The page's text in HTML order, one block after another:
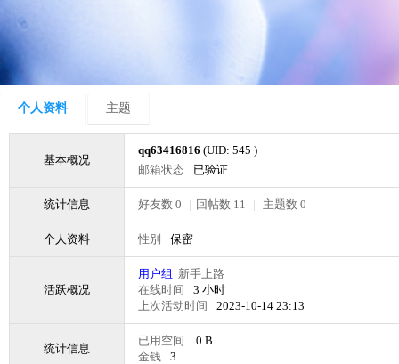
个人资料 主题
基本概况
qq63416816 (UID: 545 )
邮箱状态
已验证
统计信息 好友数 0 | 回帖数 11 | 主题数 0
个人资料 性别 保密
活跃概况
用户组 新手上路
在线时间
3 小时
上次活动时间
2023-10-14 23:13
统计信息
已用空间
0 B
金钱
3